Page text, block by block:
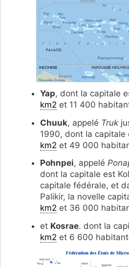
Yap, dont la capitale
km2 et 11 400
Chuuk, appelé Truk
1990, dont la capitale
km2 et 49 000
Pohnpei, appelé
dont la capitale est
capitale fédérale, et
Palikir, la novelle
km2 et 36 000
et Kosrae. dont la
km2 et 6 600